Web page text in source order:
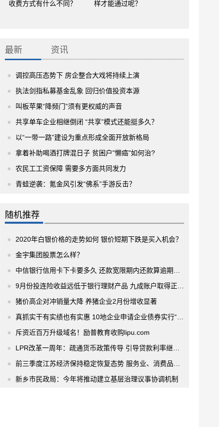
最新 资讯
调控高压态势下 房企整合大戏将持续上演
执法剑指私募基金乱象 回归价值投资本源
叫板苹果“降频门”须有更权威的声音
共享单车企业相继倒闭 “共享”模式还能挺多久？
以“一带一路”建设为重点形成全面开放新格局
拿着补助喝酒打牌混日子 贫困户"懒癌"如何治?
农民工工资保障 需要多方面共同发力
青蛙逆袭：氪金风引发“佛系”手游反击？
随机推荐
2020年白银价格的走势如何 银价短期下跌是买入机会？
金宇集团股票怎么样？
中信银行信用卡下卡要多久 还款宽限期内还款算逾期吗？
9月份投连险收益远低于银行理财产品 九成账户取得正收益
猪价高企对冲销量大降 养猪企业2月份增收显著
真抓实干有实绩也有实惠 10地企业申请企业债券实行“直通车”机制
斥资近百万升级域名！励普教育收购lipu.com
LPR改革一周年：疏通货币政策传导 引导贷款利率继续下行
前三季度江苏经济保持稳定恢复态势 服务业、消费品市场延续回暖
新乡市民政局：今年将推动建立基层治理议事协调机制